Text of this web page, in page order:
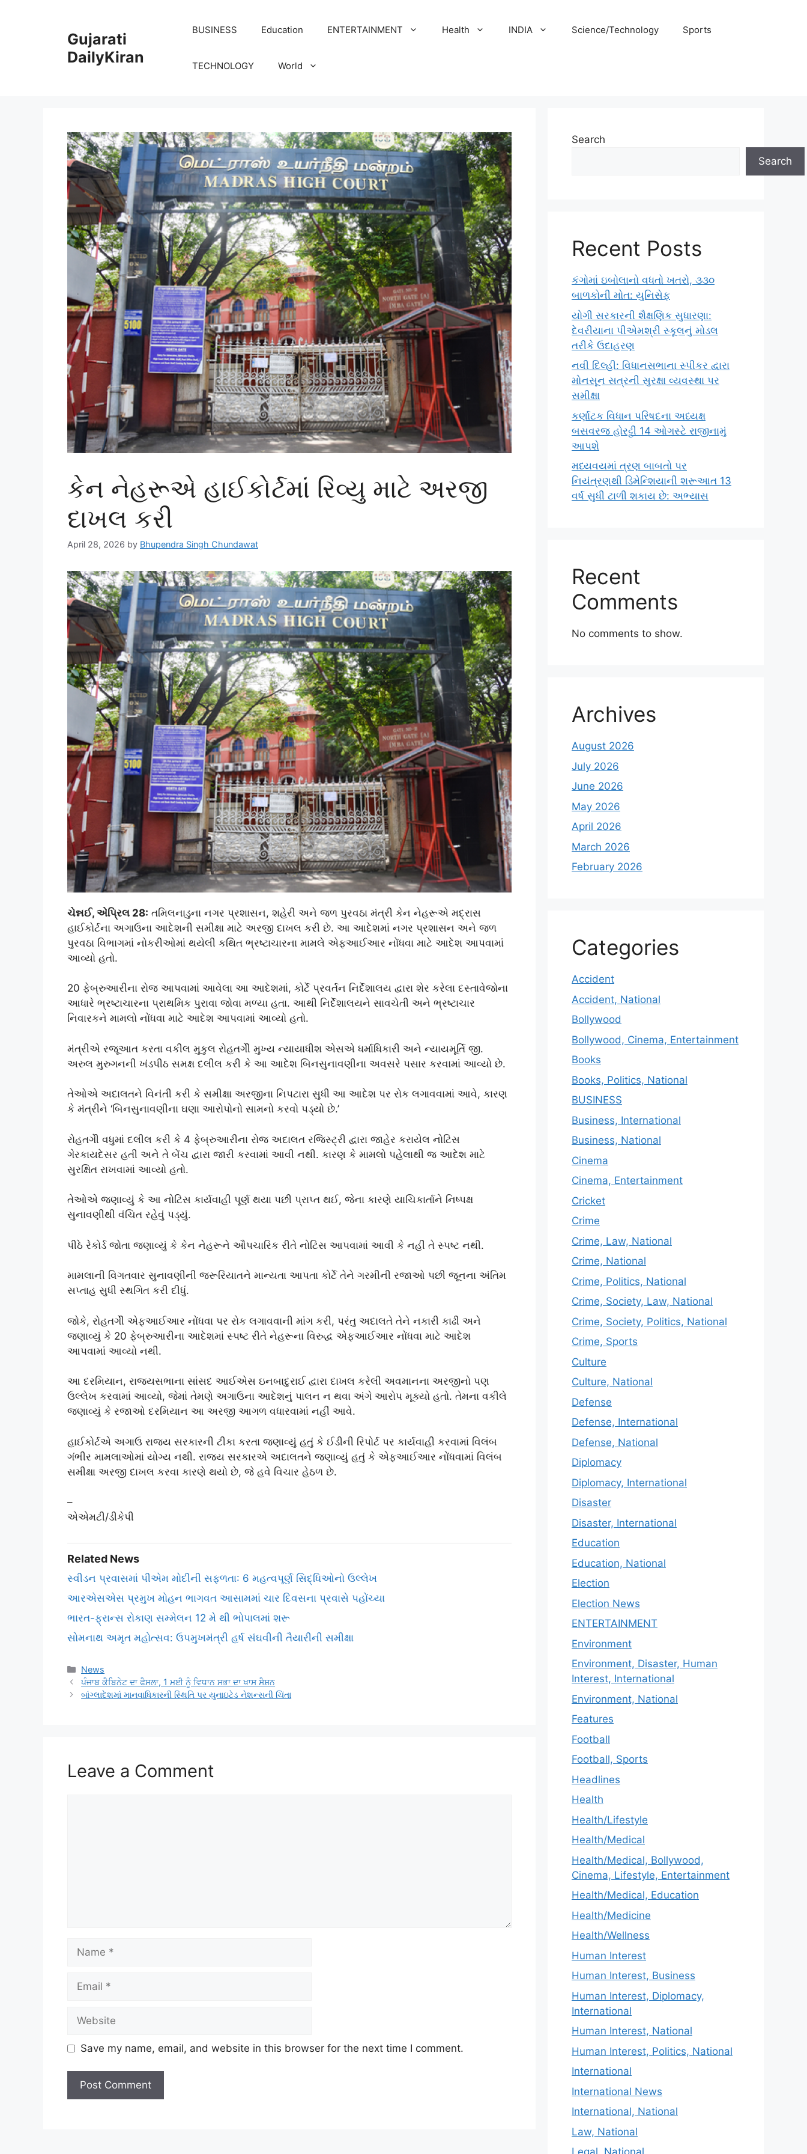
Gujarati
DailyKiran
BUSINESS Education ENTERTAINMENT Health INDIA Science/Technology Sports
TECHNOLOGY World
કેન નેહરૂએ હાઈકોર્ટમાં રિવ્યુ માટે અરજી
દાખલ કરી
April 28, 2026 by Bhupendra Singh Chundawat
ચેન્નઈ, એપ્રિલ 28: તમિલનાડુના નગર પ્રશાસન, શહેરી અને જળ પુરવઠા મંત્રી કેન નેહરૂએ મદ્રાસ
હાઈકોર્ટના અગાઉના આદેશની સમીક્ષા માટે અરજી દાખલ કરી છે. આ આદેશમાં નગર પ્રશાસન અને જળ
પુરવઠા વિભાગમાં નોકરીઓમાં થયેલી કથિત ભ્રષ્ટાચારના મામલે એફઆઈઆર નોંધવા માટે આદેશ આપવામાં
આવ્યો હતો.
20 ફેબ્રુઆરીના રોજ આપવામાં આવેલા આ આદેશમાં, કોર્ટે પ્રવર્તન નિર્દેશાલય દ્વારા શેર કરેલા દસ્તાવેજોના
આધારે ભ્રષ્ટાચારના પ્રાથમિક પુરાવા જોવા મળ્યા હતા. આથી નિર્દેશાલયને સાવચેતી અને ભ્રષ્ટાચાર
નિવારકને મામલો નોંધવા માટે આદેશ આપવામાં આવ્યો હતો.
મંત્રીએ રજૂઆત કરતા વકીલ મુકુલ રોહતગીે મુખ્ય ન્યાયાધીશ એસએ ધર્માધિકારી અને ન્યાયમૂર્તિ જી.
અરુલ મુરુગનની ખંડપીઠ સમક્ષ દલીલ કરી કે આ આદેશ બિનસુનાવણીના અવસરે પસાર કરવામાં આવ્યો છે.
તેઓએ અદાલતને વિનંતી કરી કે સમીક્ષા અરજીના નિપટારા સુધી આ આદેશ પર રોક લગાવવામાં આવે, કારણ
કે મંત્રીને ‘બિનસુનાવણીના ઘણા આરોપોનો સામનો કરવો પડ્યો છે.’
રોહતગીે વધુમાં દલીલ કરી કે 4 ફેબ્રુઆરીના રોજ અદાલત રજિસ્ટ્રી દ્વારા જાહેર કરાયેલ નોટિસ
ગેરકાયદેસર હતી અને તે બેંચ દ્વારા જારી કરવામાં આવી નથી. કારણ કે મામલો પહેલાથી જ આદેશ માટે
સુરક્ષિત રાખવામાં આવ્યો હતો.
તેઓએ જણાવ્યું કે આ નોટિસ કાર્યવાહી પૂર્ણ થયા પછી પ્રાપ્ત થઈ, જેના કારણે યાચિકાર્તાને નિષ્પક્ષ
સુનાવણીથી વંચિત રહેવું પડ્યું.
પીઠે રેકોર્ડ જોતા જણાવ્યું કે કેન નેહરૂને ઔપચારિક રીતે નોટિસ આપવામાં આવી કે નહીં તે સ્પષ્ટ નથી.
મામલાની વિગતવાર સુનાવણીની જરૂરિયાતને માન્યતા આપતા કોર્ટે તેને ગરમીની રજાઓ પછી જૂનના અંતિમ
સપ્તાહ સુધી સ્થગિત કરી દીધું.
જોકે, રોહતગીે એફઆઈઆર નોંધવા પર રોક લગાવવાની માંગ કરી, પરંતુ અદાલતે તેને નકારી કાઢી અને
જણાવ્યું કે 20 ફેબ્રુઆરીના આદેશમાં સ્પષ્ટ રીતે નેહરૂના વિરુદ્ધ એફઆઈઆર નોંધવા માટે આદેશ
આપવામાં આવ્યો નથી.
આ દરમિયાન, રાજ્યસભાના સાંસદ આઈએસ ઇનબાદુરાઈ દ્વારા દાખલ કરેલી અવમાનના અરજીનો પણ
ઉલ્લેખ કરવામાં આવ્યો, જેમાં તેમણે અગાઉના આદેશનું પાલન ન થવા અંગે આરોપ મૂક્યો હતો. તેમના વકીલે
જણાવ્યું કે રજાઓ દરમિયાન આ અરજી આગળ વધારવામાં નહીં આવે.
હાઈકોર્ટએ અગાઉ રાજ્ય સરકારની ટીકા કરતા જણાવ્યું હતું કે ઈડીની રિપોર્ટ પર કાર્યવાહી કરવામાં વિલંબ
ગંભીર મામલાઓમાં યોગ્ય નથી. રાજ્ય સરકારએ અદાલતને જણાવ્યું હતું કે એફઆઈઆર નોંધવામાં વિલંબ
સમીક્ષા અરજી દાખલ કરવા કારણે થયો છે, જે હવે વિચાર હેઠળ છે.
–
એએમટી/ડીકેપી
Related News
સ્વીડન પ્રવાસમાં પીએમ મોદીની સફળતા: 6 મહત્વપૂર્ણ સિદ્ધિઓનો ઉલ્લેખ
આરએસએસ પ્રમુખ મોહન ભાગવત આસામમાં ચાર દિવસના પ્રવાસે પહોંચ્યા
ભારત-ફ્રાન્સ રોકાણ સમ્મેલન 12 મે થી ભોપાલમાં શરૂ
સોમનાથ અમૃત મહોત્સવ: ઉપમુખમંત્રી હર્ષ સંઘવીની તૈયારીની સમીક્ષા
Categories
News
ਪੰਜਾਬ ਕੈਬਿਨੇਟ ਦਾ ਫੈਸਲਾ, 1 ਮਈ ਨੂੰ ਵਿਧਾਨ ਸਭਾ ਦਾ ਖਾਸ ਸੈਸ਼ਨ
બાંગ્લાદેશમાં માનવાધિકારની સ્થિતિ પર યુનાઇટેડ નેશન્સની ચિંતા
Leave a Comment
Save my name, email, and website in this browser for the next time I comment.
Search
Search
Recent Posts
કંગોમાં ઇબોલાનો વધતો ખતરો, ૩૩૦
બાળકોની મોત: યુનિસેફ
યોગી સરકારની શૈક્ષણિક સુધારણા:
દેવરીયાના પીએમશ્રી સ્કૂલનું મોડલ
તરીકે ઉદાહરણ
નવી દિલ્હી: વિધાનસભાના સ્પીકર દ્વારા
મોનસૂન સત્રની સુરક્ષા વ્યવસ્થા પર
સમીક્ષા
કર્ણાટક વિધાન પરિષદના અધ્યક્ષ
બસવરજ હોરટ્ટી 14 ઓગસ્ટે રાજીનામું
આપશે
મધ્યવયમાં ત્રણ બાબતો પર
નિયંત્રણથી ડિમેન્શિયાની શરૂઆત 13
વર્ષ સુધી ટાળી શકાય છે: અભ્યાસ
Recent
Comments
No comments to show.
Archives
August 2026
July 2026
June 2026
May 2026
April 2026
March 2026
February 2026
Categories
Accident
Accident, National
Bollywood
Bollywood, Cinema, Entertainment
Books
Books, Politics, National
BUSINESS
Business, International
Business, National
Cinema
Cinema, Entertainment
Cricket
Crime
Crime, Law, National
Crime, National
Crime, Politics, National
Crime, Society, Law, National
Crime, Society, Politics, National
Crime, Sports
Culture
Culture, National
Defense
Defense, International
Defense, National
Diplomacy
Diplomacy, International
Disaster
Disaster, International
Education
Education, National
Election
Election News
ENTERTAINMENT
Environment
Environment, Disaster, Human
Interest, International
Environment, National
Features
Football
Football, Sports
Headlines
Health
Health/Lifestyle
Health/Medical
Health/Medical, Bollywood,
Cinema, Lifestyle, Entertainment
Health/Medical, Education
Health/Medicine
Health/Wellness
Human Interest
Human Interest, Business
Human Interest, Diplomacy,
International
Human Interest, National
Human Interest, Politics, National
International
International News
International, National
Law, National
Legal, National